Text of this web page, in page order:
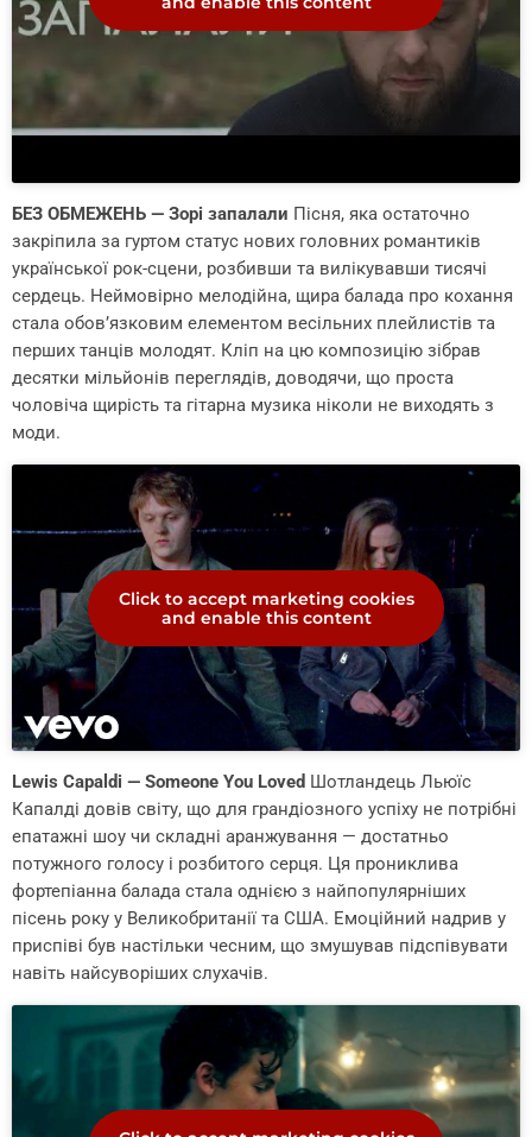
БЕЗ ОБМЕЖЕНЬ — Зорі запалали Пісня, яка остаточно
закріпила за гуртом статус нових головних романтиків
української рок-сцени, розбивши та вилікувавши тисячі
сердець. Неймовірно мелодійна, щира балада про кохання
стала обов’язковим елементом весільних плейлистів та
перших танців молодят. Кліп на цю композицію зібрав
десятки мільйонів переглядів, доводячи, що проста
чоловіча щирість та гітарна музика ніколи не виходять з
моди.
Click to accept marketing cookies
and enable this content
Lewis Capaldi — Someone You Loved Шотландець Льюїс
Капалді довів світу, що для грандіозного успіху не потрібні
епатажні шоу чи складні аранжування — достатньо
потужного голосу і розбитого серця. Ця прониклива
фортепіанна балада стала однією з найпопулярніших
пісень року у Великобританії та США. Емоційний надрив у
приспіві був настільки чесним, що змушував підспівувати
навіть найсуворіших слухачів.